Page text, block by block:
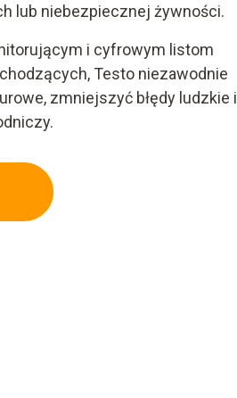
lub niebezpiecznej żywności.
i cyfrowym listom
Testo niezawodnie
zmniejszyć błędy ludzkie i